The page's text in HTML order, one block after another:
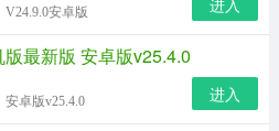
V24.9.0安卓版 进入
最新版 安卓版v25.4.0
安卓版v25.4.0 进入